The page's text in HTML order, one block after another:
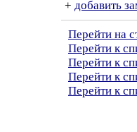
+ добавить
Перейти на
Перейти к
Перейти к
Перейти к
Перейти к